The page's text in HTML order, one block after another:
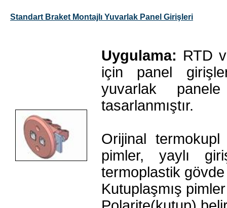
Standart Braket Montajlı Yuvarlak Panel Girişleri
Uygulama: RTD
için panel
yuvarlak
tasarlanmıştır.
Orijinal
pimler, yaylı
termoplastik gövde
Kutuplaşmış pimler